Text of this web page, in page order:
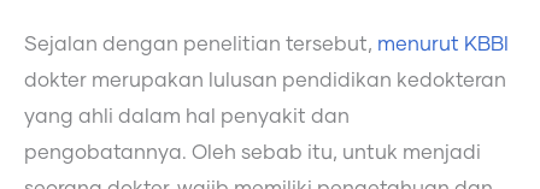
Sejalan dengan penelitian tersebut, menurut KBBI
dokter merupakan lulusan pendidikan kedokteran
yang ahli dalam hal penyakit dan
pengobatannya. Oleh sebab itu, untuk menjadi